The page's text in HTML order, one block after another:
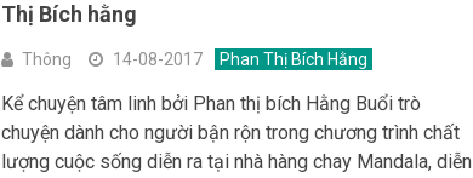
Thị Bích hằng
Thông 14-08-2017 Phan Thị Bích Hằng
Kể chuyện tâm linh bởi Phan thị bích Hằng Buổi trò
chuyện dành cho người bận rộn trong chương trình chất
lượng cuộc sống diễn ra tại nhà hàng chay Mandala, diễn